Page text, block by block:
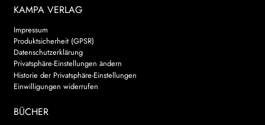
KAMPA VERLAG
Impressum
Produktsicherheit (GPSR)
Datenschutzerklärung
Privatsphäre-Einstellungen ändern
Historie der Privatsphäre-Einstellungen
Einwilligungen widerrufen
BÜCHER